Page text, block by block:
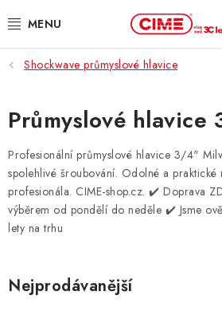
na
ZAHRADA, LES
DÍLNA, STAVBA
MILWAUKEE
ELEKTROMOBILITA
PROFI STROJE
PRODEJNY
Shockwave průmyslové hlavice
Průmyslové
Profesionální průmyslové hlavice 3/4"
spolehlivé šroubování. Odolné a praktické
profesionála. CIME-shop.cz. ✔️ Doprava
výběrem od pondělí do neděle ✔️ Jsme
lety na trhu
Nejprodávanější